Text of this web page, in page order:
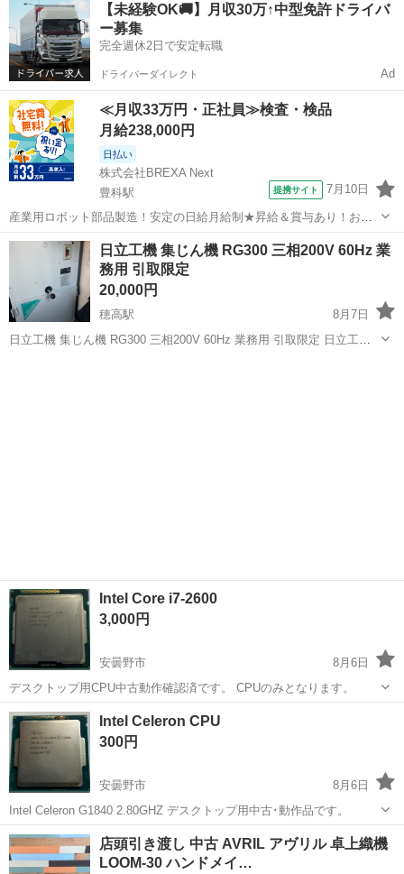
て使っていました。 今回、手放すにあたりネジをつけようとして、ネ
ジが切れてしまいました...
【未経験OK🚚】月収30万↑中型免許ドライバ
ー募集
完全週休2日で安定転職
ドライバーダイレクト Ad
≪月収33万円・正社員≫検査・検品
月給238,000円
日払い
株式会社BREXA Next
豊科駅
提携サイト 7月10日
産業用ロボット部品製造！安定の日給月給制★昇給＆賞与あり！お友
達やカップルとの応募OK！赴任旅費会社負担★送迎あり◎土日祝休み
×年間休日130日！作業着無償貸与★食堂利用可◎《長野県安曇野市》
人気の工場のお仕事 ◇産業用...
長野 安曇野市 豊科駅 その他
日立工機 集じん機 RG300 三相200V 60Hz 業
務用 引取限定
20,000円
穂高駅
8月7日
日立工機 集じん機 RG300 三相200V 60Hz 業務用 引取限定 日立工機
Intel Core i7-2600
3,000円
安曇野市
8月6日
デスクトップ用CPU中古動作確認済です。 CPUのみとなります。
長野 安曇野市
Intel Celeron CPU
300円
安曇野市
8月6日
Intel Celeron G1840 2.80GHZ デスクトップ用中古･動作品です。
長野 安曇野市 その他 CPU
店頭引き渡し 中古 AVRIL アヴリル 卓上織機
LOOM-30 ハンドメイ…